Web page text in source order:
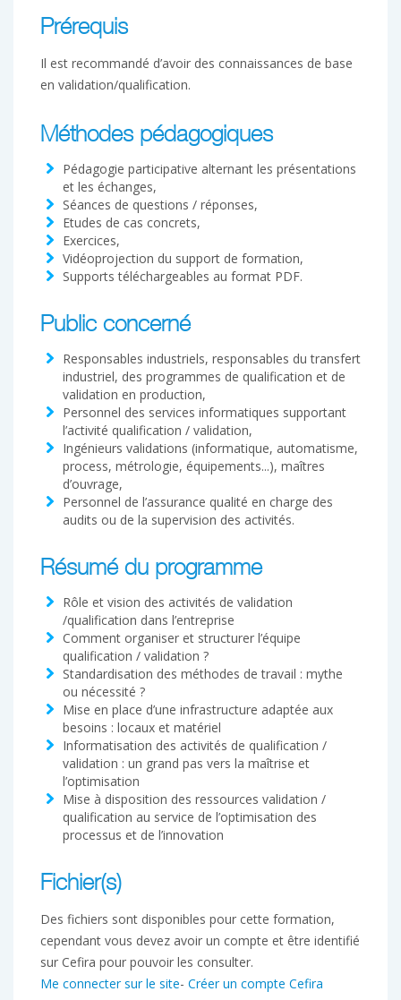
Prérequis
Il est recommandé d’avoir des connaissances de base
en validation/qualification.
Méthodes pédagogiques
Pédagogie participative alternant les présentations
et les échanges,
Séances de questions / réponses,
Etudes de cas concrets,
Exercices,
Vidéoprojection du support de formation,
Supports téléchargeables au format PDF.
Public concerné
Responsables industriels, responsables du transfert
industriel, des programmes de qualification et de
validation en production,
Personnel des services informatiques supportant
l’activité qualification / validation,
Ingénieurs validations (informatique, automatisme,
process, métrologie, équipements...), maîtres
d’ouvrage,
Personnel de l’assurance qualité en charge des
audits ou de la supervision des activités.
Résumé du programme
Rôle et vision des activités de validation
/qualification dans l’entreprise
Comment organiser et structurer l’équipe
qualification / validation ?
Standardisation des méthodes de travail : mythe
ou nécessité ?
Mise en place d’une infrastructure adaptée aux
besoins : locaux et matériel
Informatisation des activités de qualification /
validation : un grand pas vers la maîtrise et
l’optimisation
Mise à disposition des ressources validation /
qualification au service de l’optimisation des
processus et de l’innovation
Fichier(s)
Des fichiers sont disponibles pour cette formation,
cependant vous devez avoir un compte et être identifié
sur Cefira pour pouvoir les consulter.
Me connecter sur le site- Créer un compte Cefira